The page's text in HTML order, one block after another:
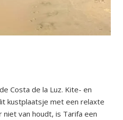
Costa de la Luz. Kite- en
kustplaatsje met een relaxte
niet van houdt, is Tarifa een